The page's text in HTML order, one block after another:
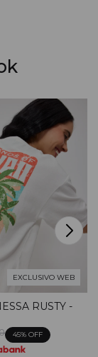
EXCLUSIVO WEB
RUSTY -
45